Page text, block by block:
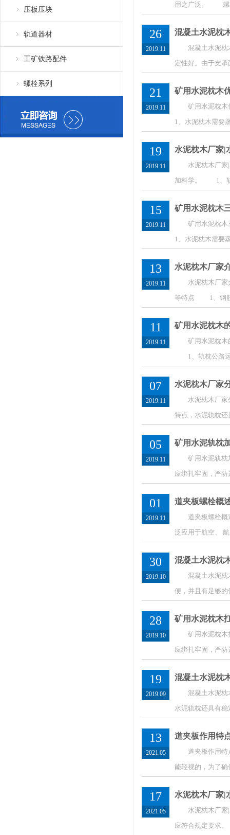
压板压块
轨道器材
工矿铁路配件
螺栓系列
用之广泛。 螺栓
26
2019.11
混凝土水泥枕
混凝土水泥枕木
定性好。由于支
21
2019.11
矿用水泥枕木
矿用水泥枕木
1、水泥枕木需要
19
2019.11
水泥枕木厂家|
水泥枕木厂家|
加科学。 1、轨
15
2019.11
矿用水泥枕木
矿用水泥枕木
1、水泥枕木需要
13
2019.11
水泥枕木厂家
水泥枕木厂家介
等特点 1、钢筋
11
2019.11
矿用水泥枕木
矿用水泥枕木的
1、轨枕公路运
07
2019.11
水泥枕木厂家
水泥枕木厂家分
特点，水泥轨枕
05
2019.11
矿用水泥轨枕
矿用水泥轨枕加
应绑扎牢固，严
01
2019.11
道夹板螺栓概
道夹板螺栓概
泛应用于航空、
30
2019.10
混凝土水泥枕
混凝土水泥枕木
便，并且有足够
28
2019.10
矿用水泥枕木
矿用水泥枕木扛
应绑扎牢固，严
19
2019.09
混凝土水泥枕
混凝土水泥枕木
水泥轨枕还具有
13
2021.05
道夹板作用特
道夹板作用特点
能轻视的，为了
17
2021.05
水泥枕木厂家|
水泥枕木厂家|
应符合规定要求